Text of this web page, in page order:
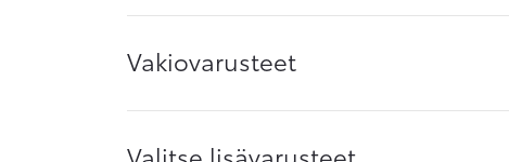
Vakiovarusteet